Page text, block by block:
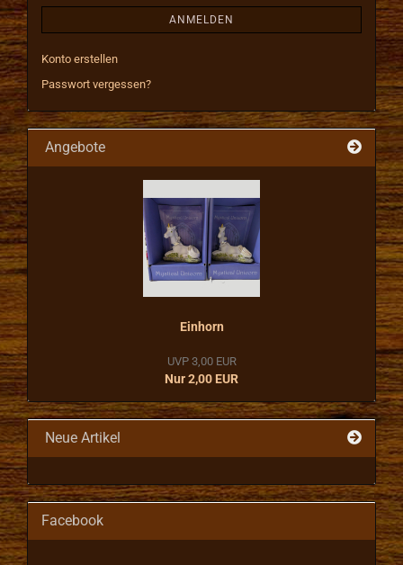
ANMELDEN
Konto erstellen
Passwort vergessen?
Angebote
Einhorn
UVP 3,00 EUR
Nur 2,00 EUR
Neue Artikel
Facebook